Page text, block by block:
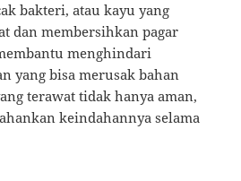
bakteri, atau kayu yang
dan membersihkan pagar
menghindari
yang bisa merusak bahan
terawat tidak hanya aman,
keindahannya selama